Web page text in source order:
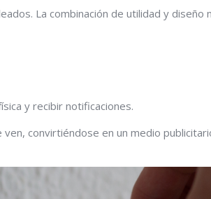
La combinación de utilidad y
y recibir notificaciones.
convirtiéndose en un medio